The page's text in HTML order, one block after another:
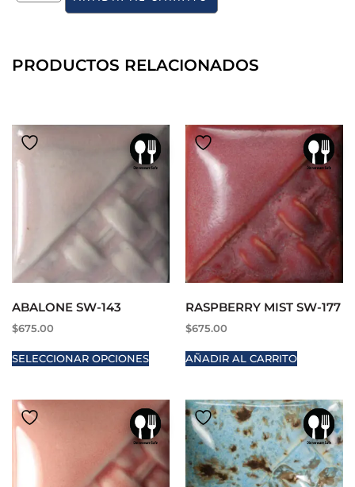
PRODUCTOS RELACIONADOS
ABALONE SW-143
$675.00
SELECCIONAR OPCIONES
RASPBERRY MIST SW-177
$675.00
AÑADIR AL CARRITO